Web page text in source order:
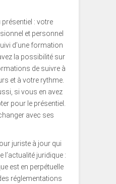
: votre
et personnel
d’une formation
la possibilité sur
de suivre à
et à votre rythme.
si vous en avez
pour le présentiel.
avec ses
juriste à jour qui
l’actualité juridique :
est en perpétuelle
réglementations